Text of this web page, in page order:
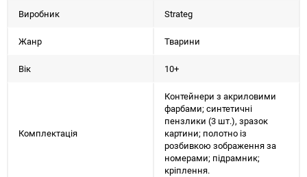
Виробник
Strateg
Жанр Тварини
Вік 10+
Комплектація
Контейнери з акриловими
фарбами; синтетичні
пензлики (3 шт.), зразок
картини; полотно із
розбивкою зображення за
номерами; підрамник;
кріплення.